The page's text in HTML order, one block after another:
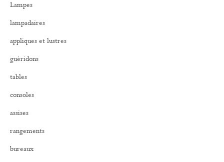
c
e
:
Lampes
lampadaires
appliques et lustres
guéridons
tables
consoles
assises
rangements
bureaux